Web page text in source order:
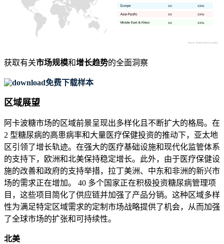
XX%
XX
XX%
XX
XX%
XX
获取有关市场规模和增长趋势的全面洞察
免费下载样本
区域展望
阿卡波糖市场的区域前景呈现出多样化且不断扩大的格局。在
2 型糖尿病的高患病率和大量医疗保健投资的推动下，亚太地
区引领了增长轨迹。在强大的医疗基础设施和现代化监管体系
的支持下，欧洲和北美保持稳定增长。此外，由于医疗保健设
施的改善和政府的支持举措，拉丁美洲、中东和非洲的新兴市
场的需求正在增加。 40 多个国家正在积极投资糖尿病管理项
目，这些项目简化了供应链并加强了产品分销。这种区域多样
性为满足特定区域需求的定制市场战略提供了机会，从而加强
了全球市场的扩张和可持续性。
北美